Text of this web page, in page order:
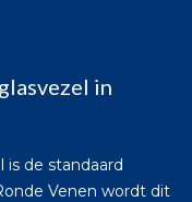
in
is de standaard
Venen wordt dit